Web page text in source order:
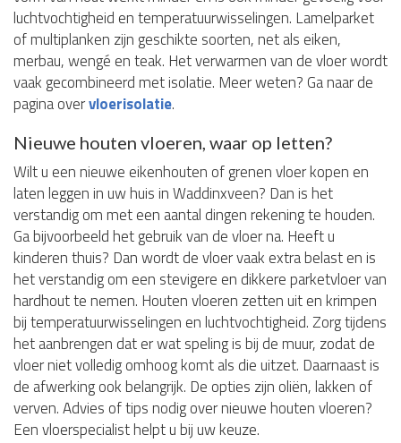
luchtvochtigheid en temperatuurwisselingen. Lamelparket
of multiplanken zijn geschikte soorten, net als eiken,
merbau, wengé en teak. Het verwarmen van de vloer wordt
vaak gecombineerd met isolatie. Meer weten? Ga naar de
pagina overvloerisolatie.
Nieuwe houten vloeren, waar op letten?
Wilt u een nieuwe eikenhouten of grenen vloer kopen en
laten leggen in uw huis in Waddinxveen? Dan is het
verstandig om met een aantal dingen rekening te houden.
Ga bijvoorbeeld het gebruik van de vloer na. Heeft u
kinderen thuis? Dan wordt de vloer vaak extra belast en is
het verstandig om een stevigere en dikkere parketvloer van
hardhout te nemen. Houten vloeren zetten uit en krimpen
bij temperatuurwisselingen en luchtvochtigheid. Zorg tijdens
het aanbrengen dat er wat speling is bij de muur, zodat de
vloer niet volledig omhoog komt als die uitzet. Daarnaast is
de afwerking ook belangrijk. De opties zijn oliën, lakken of
verven. Advies of tips nodig over nieuwe houten vloeren?
Een vloerspecialist helpt u bij uw keuze.